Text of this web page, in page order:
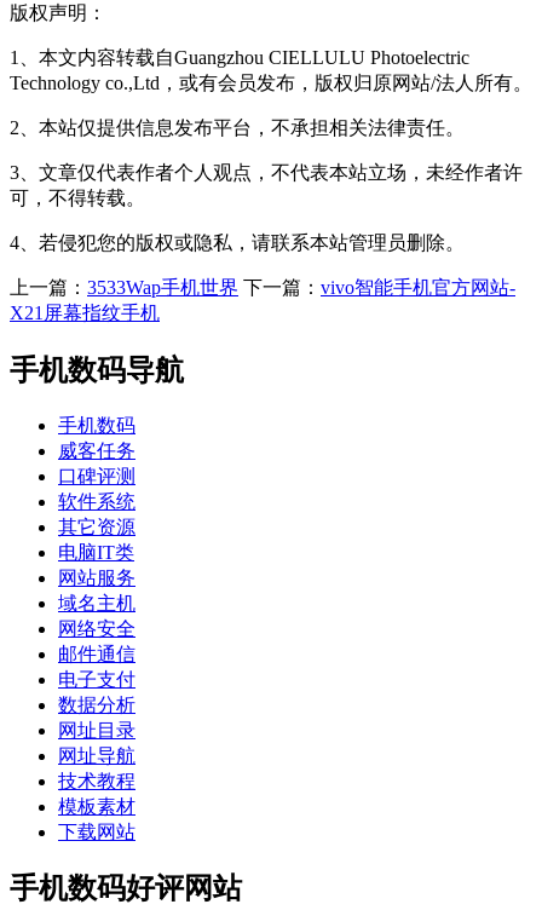
版权声明：
1、本文内容转载自Guangzhou CIELLULU Photoelectric
Technology co.,Ltd，或有会员发布，版权归原网站/法人所有。
2、本站仅提供信息发布平台，不承担相关法律责任。
3、文章仅代表作者个人观点，不代表本站立场，未经作者许
可，不得转载。
4、若侵犯您的版权或隐私，请联系本站管理员删除。
上一篇： 3533Wap手机世界 下一篇： vivo智能手机官方网站-
X21屏幕指纹手机
手机数码导航
手机数码
威客任务
口碑评测
软件系统
其它资源
电脑IT类
网站服务
域名主机
网络安全
邮件通信
电子支付
数据分析
网址目录
网址导航
技术教程
模板素材
下载网站
手机数码好评网站